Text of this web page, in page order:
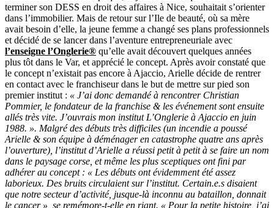
terminer son DESS en droit des affaires à Nice, souhaitait s’orienter
dans l’immobilier. Mais de retour sur l’Ile de beauté, où sa mère
avait besoin d’elle, la jeune femme a changé ses plans professionnels
et décidé de se lancer dans l’aventure entrepreneuriale avec
l’enseigne l’Onglerie® qu’elle avait découvert quelques années
plus tôt dans le Var, et apprécié le concept. Après avoir constaté que
le concept n’existait pas encore à Ajaccio, Arielle décide de rentrer
en contact avec le franchiseur dans le but de mettre sur pied son
premier institut : « J’ai donc demandé à rencontrer Christian
Pommier, le fondateur de la franchise & les événement sont ensuite
allés très vite. J’ouvrais mon institut L’Onglerie à Ajaccio en juin
1988. ». Malgré des débuts très difficiles (un incendie a poussé
Arielle & son équipe à déménager en catastrophe quatre ans après
l’ouverture), l’institut d’Arielle a réussi petit à petit à se faire un nom
dans le paysage corse, et même les plus sceptiques ont fini par
adhérer au concept : « Les débuts ont évidemment été assez
laborieux. Des bruits circulaient sur l’institut. Certain.e.s disaient
que notre secteur d’activité, jusque-là inconnu au bataillon, donnait
le cancer », se remémore-t-elle en riant. « Pour la petite histoire, j’ai